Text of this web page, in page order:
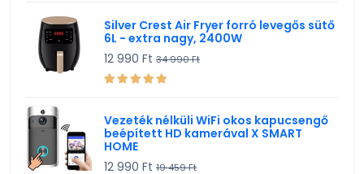
Silver Crest Air Fryer forró levegős sütő
6L - extra nagy, 2400W
12 990 Ft 34 990 Ft
Vezeték nélküli WiFi okos kapucsengő
beépített HD kamerával X SMART
HOME
12 990 Ft 19 459 Ft